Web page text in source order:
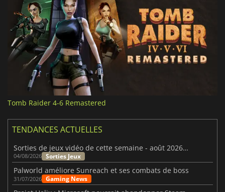
Tomb Raider 4-6 Remastered
TENDANCES ACTUELLES
Sorties de jeux vidéo de cette semaine - août 2026 (semaine 32)
04/08/2026 Sorties Jeux
Palworld améliore Sunreach et ses combats de boss
31/07/2026 Gaming News